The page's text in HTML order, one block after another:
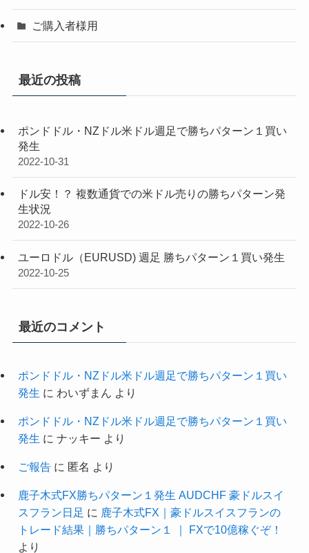
ご購入者様用
最近の投稿
ポンドドル・NZドル米ドル週足で勝ちパターン１買い
発生
2022-10-31
ドル安！？ 複数通貨での米ドル売りの勝ちパターン発
生状況
2022-10-26
ユーロドル（EURUSD) 週足 勝ちパターン１買い発生
2022-10-25
最近のコメント
ポンドドル・NZドル米ドル週足で勝ちパターン１買い
発生 に わいずまん より
ポンドドル・NZドル米ドル週足で勝ちパターン１買い
発生 に ナッキー より
ご報告に 匿名 より
鹿子木式FX勝ちパターン１発生 AUDCHF 豪ドルスイ
スフラン日足 に 鹿子木式FX｜豪ドルスイスフランの
トレード結果｜勝ちパターン１ ｜ FXで10億稼ぐぞ！
より